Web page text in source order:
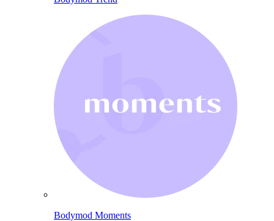
Bodymod Moments